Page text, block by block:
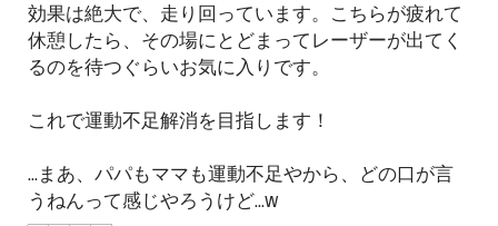
効果は絶大で、走り回っています。こちらが疲れて
休憩したら、その場にとどまってレーザーが出てく
るのを待つぐらいお気に入りです。
これで運動不足解消を目指します！
...まあ、パパもママも運動不足やから、どの口が言
うねんって感じやろうけど...w